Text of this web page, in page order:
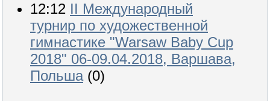
12:12 II Международный
турнир по художественной
гимнастике "Warsaw Baby Cup
2018" 06-09.04.2018, Варшава,
Польша (0)